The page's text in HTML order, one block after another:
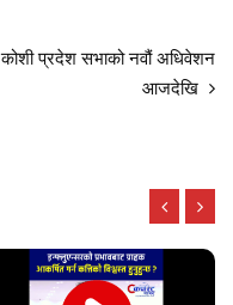
कोशी प्रदेश सभाको नवौं अधिवेशन
आजदेखि